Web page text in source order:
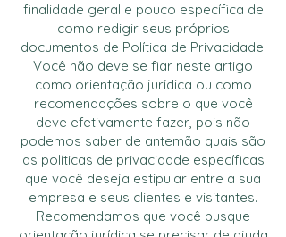
finalidade geral e pouco específica de
como redigir seus próprios
documentos de Política de Privacidade.
Você não deve se fiar neste artigo
como orientação jurídica ou como
recomendações sobre o que você
deve efetivamente fazer, pois não
podemos saber de antemão quais são
as políticas de privacidade específicas
que você deseja estipular entre a sua
empresa e seus clientes e visitantes.
Recomendamos que você busque